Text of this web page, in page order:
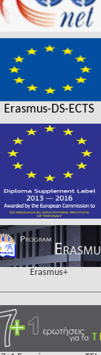
Erasmus-DS-ECTS
Erasmus+